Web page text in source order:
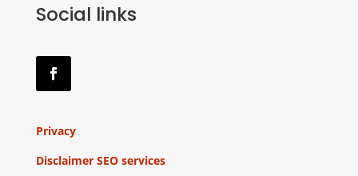
Social links
Privacy
Disclaimer SEO services